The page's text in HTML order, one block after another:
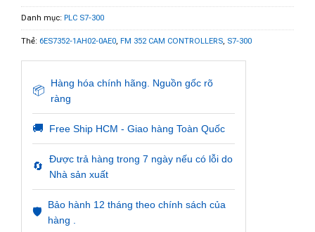
Danh mục: PLC S7-300
Thẻ: 6ES7352-1AH02-0AE0, FM 352 CAM CONTROLLERS, S7-300
📦
Hàng hóa chính hãng. Nguồn gốc rõ
ràng
🚚 Free Ship HCM - Giao hàng Toàn Quốc
🔄
Được trả hàng trong 7 ngày nếu có lỗi do
Nhà sản xuất
🛡️
Bảo hành 12 tháng theo chính sách của
hàng .